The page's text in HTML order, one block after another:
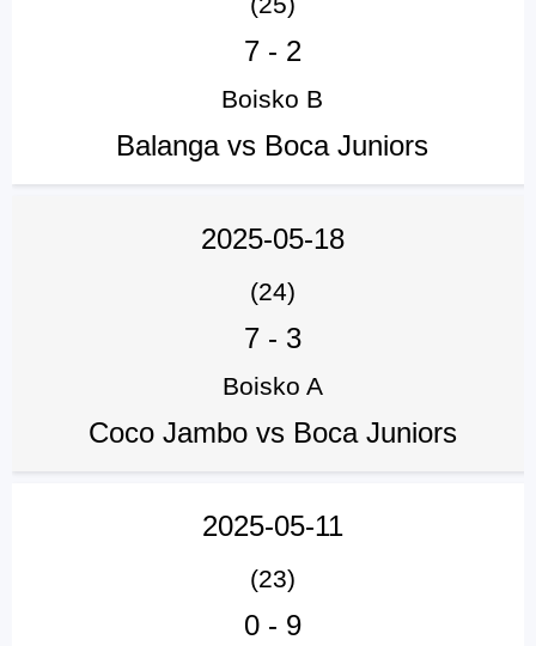
7- 2
Boisko B
Balanga vs Boca Juniors
2025-05-18
(24)
7- 3
Boisko A
Coco Jambo vs Boca Juniors
2025-05-11
(23)
0- 9